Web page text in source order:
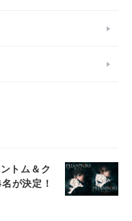
トム＆ク
が決定！